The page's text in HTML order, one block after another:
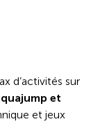
d’activités sur
et
et jeux